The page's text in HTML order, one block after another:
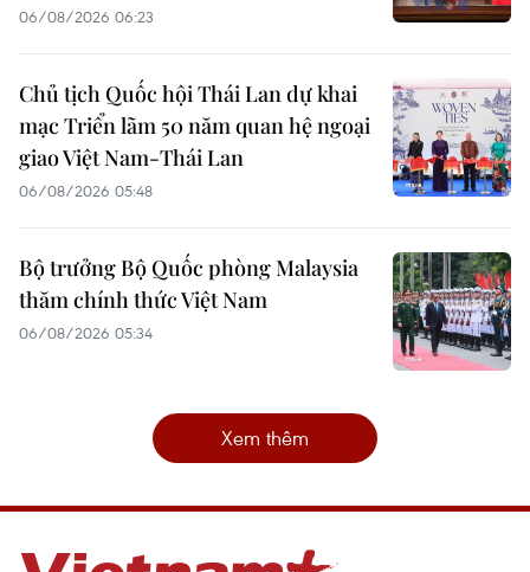
06/08/2026 06:23
Chủ tịch Quốc hội Thái Lan dự khai
mạc Triển lãm 50 năm quan hệ ngoại
giao Việt Nam-Thái Lan
06/08/2026 05:48
Bộ trưởng Bộ Quốc phòng Malaysia
thăm chính thức Việt Nam
06/08/2026 05:34
Xem thêm